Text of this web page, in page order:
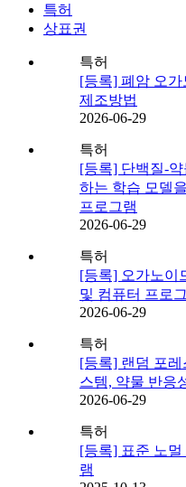
특허
상표권
특허
[등록] 폐암 오
제조방법
2026-06-29
특허
[등록] 단백질-
하는 학습 모델
프로그램
2026-06-29
특허
[등록] 오가노이
및 컴퓨터 프로
2026-06-29
특허
[등록] 랜덤 포레
스템, 약물 반응
2026-06-29
특허
[등록] 표준 노
램